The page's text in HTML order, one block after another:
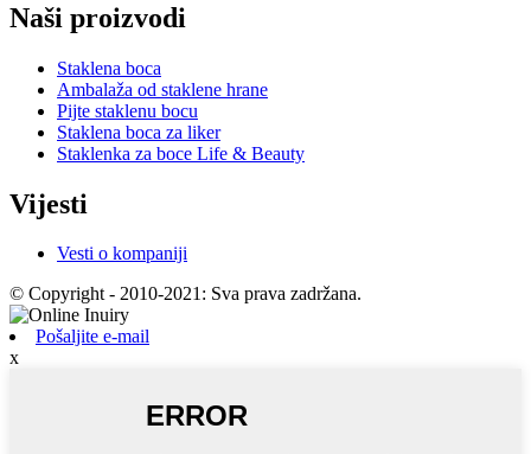
Naši proizvodi
Staklena boca
Ambalaža od staklene hrane
Pijte staklenu bocu
Staklena boca za liker
Staklenka za boce Life & Beauty
Vijesti
Vesti o kompaniji
© Copyright - 2010-2021: Sva prava zadržana.
Pošaljite e-mail
x